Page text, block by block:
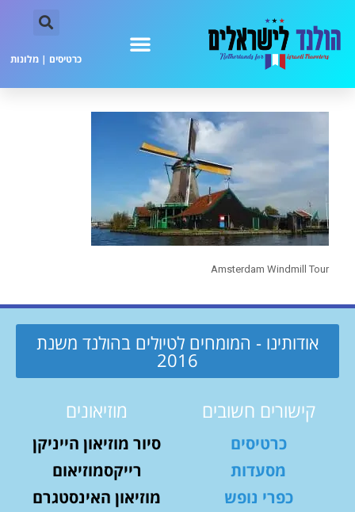
כרטיסים | מלונות
Amsterdam Windmill Tour
אודותינו - המומחים לטיולים בהולנד משנת
2016
קישורים חשובים
כרטיסים
מסעדות
כפרי נופש
מוזיאונים
סיור מוזיאון הייניקן
רייקסמוזיאום
מוזיאון האינסטגרם